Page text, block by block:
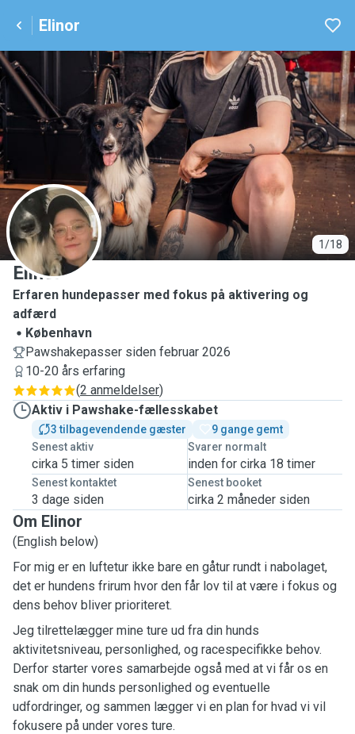
Elinor
1/18
E
Elinor
Erfaren hundepasser med fokus på aktivering og
adfærd
København
Pawshakepasser siden februar 2026
10-20 års erfaring
(2 anmeldelser)
Aktiv i Pawshake-fællesskabet
3 tilbagevendende gæster
9 gange gemt
Senest aktiv
cirka 5 timer siden
Svarer normalt
inden for cirka 18 timer
Senest kontaktet
3 dage siden
Senest booket
cirka 2 måneder siden
Om Elinor
(English below)
For mig er en luftetur ikke bare en gåtur rundt i nabolaget,
det er hundens frirum hvor den får lov til at være i fokus og
dens behov bliver prioriteret.
Jeg tilrettelægger mine ture ud fra din hunds
aktivitetsniveau, personlighed, og racespecifikke behov.
Derfor starter vores samarbejde også med at vi får os en
snak om din hunds personlighed og eventuelle
udfordringer, og sammen lægger vi en plan for hvad vi vil
fokusere på under vores ture.